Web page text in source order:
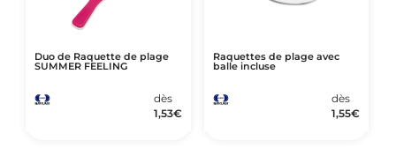
Duo de Raquette de plage
SUMMER FEELING
dès
1,53€
Raquettes de plage avec
balle incluse
dès
1,55€